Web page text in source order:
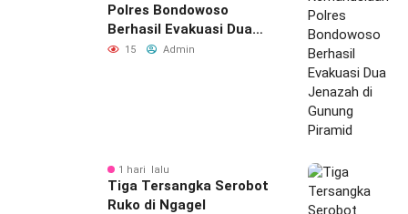
Polres Bondowoso
Berhasil Evakuasi Dua
Jenazah di Gunung
15 Admin
1 hari lalu
Tiga Tersangka Serobot
Ruko di Ngagel